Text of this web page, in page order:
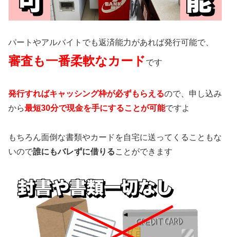
パートやアルバイトでも返済能力があれば発行可能で、
審査も一番柔軟なカード です
発行すればキャッシング枠が必ずもらえるので、申し込み
から最短30分で現金を手にすることが可能ですよ
もちろん面倒な書類やカードを自宅に送ってくることもな
いので誰にもバレずに借りることができます